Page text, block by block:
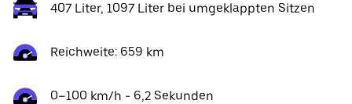
407 Liter, 1097 Liter bei umgeklappten Sitzen
Reichweite: 659 km
0–100 km/h - 6,2 Sekunden